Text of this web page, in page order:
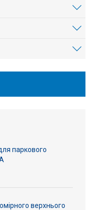
паркового
верхнього